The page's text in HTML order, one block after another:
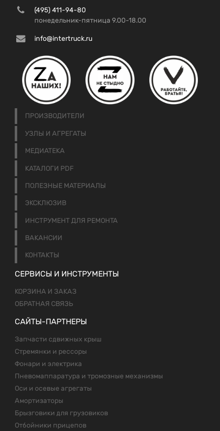
(495) 411-94-80
понедельник-пятница 9.00-18.00
info@intertruck.ru
ПРОИЗВОДИТЕЛИ
УЗЛЫ И АГРЕГАТЫ
МЕДИАТЕКА
КАТАЛОГИ PDF
ПОЛЕЗНЫЕ МАТЕРИАЛЫ
ЭКСКЛЮЗИВ
ИНСТРУМЕНТ ДЛЯ РЕМОНТА
ВАКАНСИИ
КОНТАКТЫ
СЕРВИСЫ И ИНСТРУМЕНТЫ
КОРЗИНА И ЗАКАЗ
ОБРАТНАЯ СВЯЗЬ
САЙТЫ-ПАРТНЕРЫ
Запчасти сдвижных крыш
Стремянки и рессоры
Фонари и электрика
Пневомаппаратура и тромозные механизмы
Оси и осевые агрегаты
Амортизаторы
Брызговики для грузовиков
Отбойники прицепов